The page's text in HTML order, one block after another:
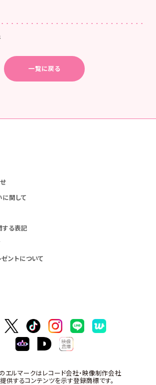
一覧に戻る
関して
る表記
ゼントについて
エルマークはレコード会社・映像制作会社
供するコンテンツを示す登録商標です。